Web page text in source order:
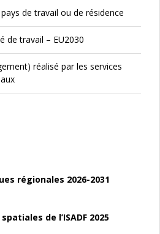
de travail ou de résidence
de travail – EU2030
réalisé par les services
régionales 2026-2031
de l’ISADF 2025